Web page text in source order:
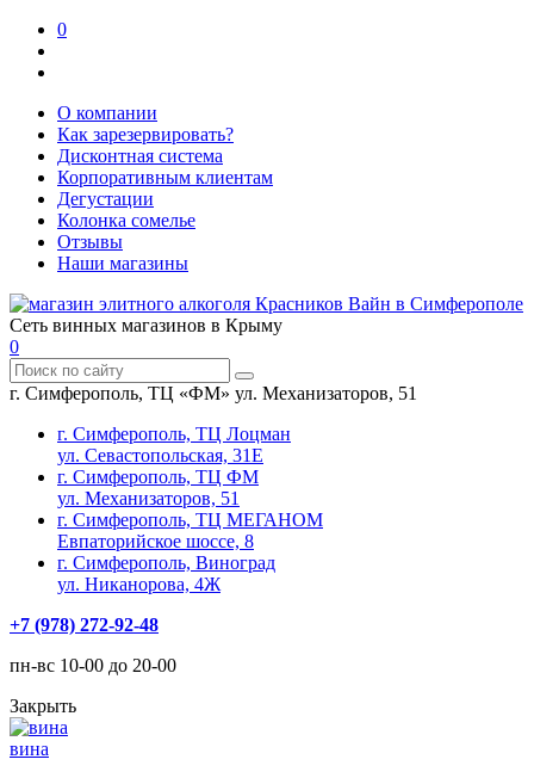
0
О компании
Как зарезервировать?
Дисконтная система
Корпоративным клиентам
Дегустации
Колонка сомелье
Отзывы
Наши магазины
Сеть винных магазинов в Крыму
0
г. Симферополь, ТЦ «ФМ» ул. Механизаторов, 51
г. Симферополь, ТЦ Лоцман
ул. Севастопольская, 31Е
г. Симферополь, ТЦ ФМ
ул. Механизаторов, 51
г. Симферополь, ТЦ МЕГАНОМ
Евпаторийское шоссе, 8
г. Симферополь, Виноград
ул. Никанорова, 4Ж
+7 (978) 272-92-48
пн-вс 10-00 до 20-00
Закрыть
вина